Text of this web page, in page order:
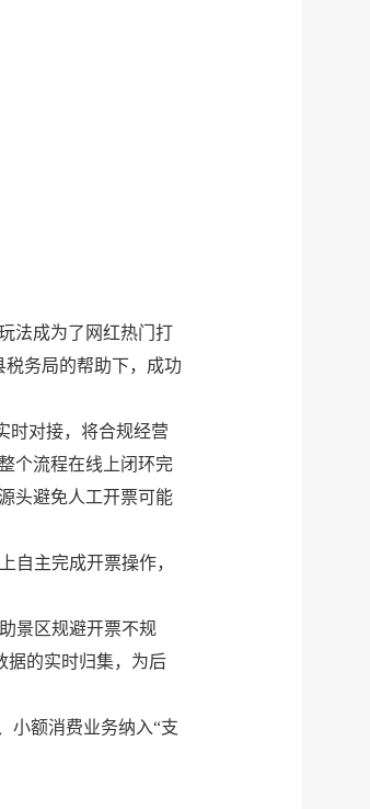
法成为了网红热门打
务局的帮助下，成功
时对接，将合规经营
个流程在线上闭环完
头避免人工开票可能
自主完成开票操作，
景区规避开票不规
据的实时归集，为后
小额消费业务纳入“支